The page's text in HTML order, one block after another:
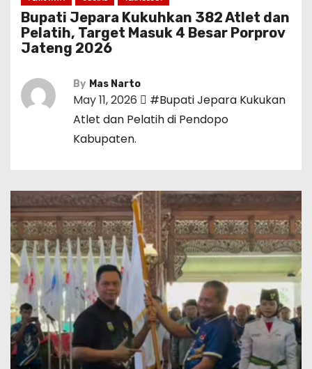
Bupati Jepara Kukuhkan 382 Atlet dan
Pelatih, Target Masuk 4 Besar Porprov
Jateng 2026
By Mas Narto
May 11, 2026
#Bupati Jepara Kukukan
Atlet dan Pelatih di Pendopo
Kabupaten.